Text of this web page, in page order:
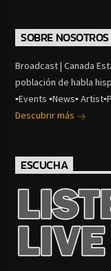
SOBRE NOSOTROS
Broadcast | Canada
población de habla
▪Events ▪News▪
Descubrir más
ESCUCHA